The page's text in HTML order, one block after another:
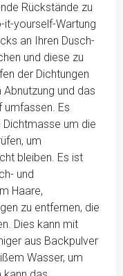
Rückstände zu
it-yourself-Wartung
an Ihren Dusch-
und diese zu
der Dichtungen
und das
umfassen. Es
um die
um
bleiben. Es ist
und
Haare,
zu entfernen, die
Dies kann mit
aus Backpulver
Wasser, um